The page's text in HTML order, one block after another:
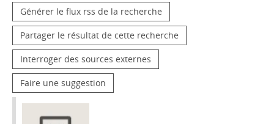
Générer le flux rss de la recherche
Partager le résultat de cette recherche
Interroger des sources externes
Faire une suggestion